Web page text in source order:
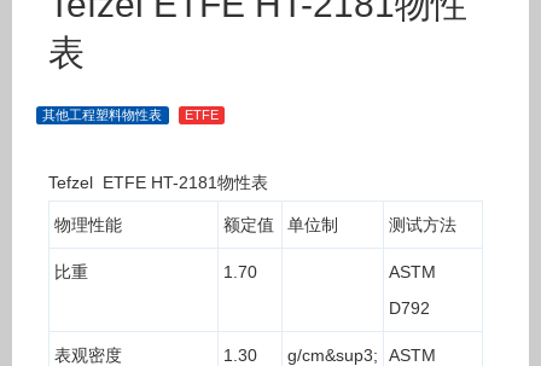
表
其他工程塑料物性表 ETFE
Tefzel ETFE HT-2181物性表
物理性能 额定值 单位制 测试方法
比重 1.70
ASTM
D792
表观密度 1.30 g/cm&sup3;
ASTM